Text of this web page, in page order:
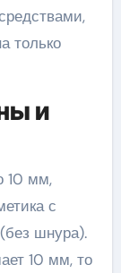
только
и
10 мм,
с
шнура).
10 мм, то